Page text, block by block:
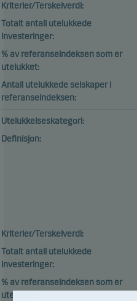
Kriterier/Terskelverdi:
Totalt antall utelukkede
investeringer:
% av referanseindeksen som er
utelukket:
Antall utelukkede selskaper i
referanseindeksen:
Utelukkelseskategori:
Definisjon:
Kriterier/Terskelverdi:
Totalt antall utelukkede
investeringer:
% av referanseindeksen som er
utelukket: